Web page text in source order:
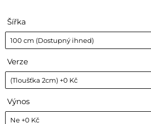
Šířka
Verze
Výnos